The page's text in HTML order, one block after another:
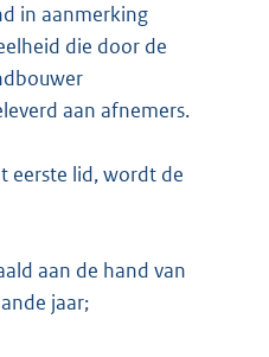
in aanmerking
die door de
aan afnemers.
eerste lid, wordt de
aan de hand van
jaar;